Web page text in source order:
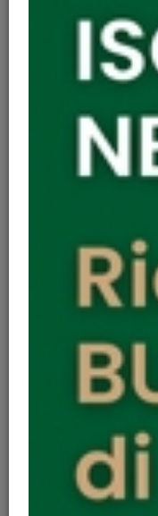
6-6-18 ore 17:00